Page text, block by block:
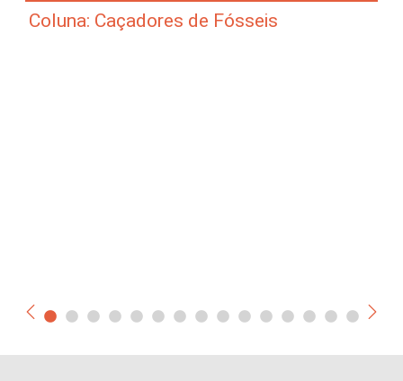
Coluna: Caçadores de Fósseis